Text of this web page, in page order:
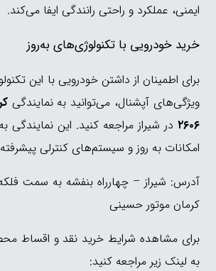
ایمنی، عملکرد و راحتی رانندگی ایفا می‌کند.
خرید خودرویی با تکنولوژی‌های به‌روز
برای اطمینان از داشتن خودرویی با این
ویژگی‌های آپشنال، می‌توانید به نمایندگی
۲۶۰۶ در شیراز مراجعه کنید. این نمایندگی
امکانات به روز و سیستم‌های کنترلی
آدرس: شیراز – چهارراه بنفشه به سمت
کرمان موتور حسینی
برای مشاهده شرایط خرید نقد و اقساط
به لینک زیر مراجعه کنید: